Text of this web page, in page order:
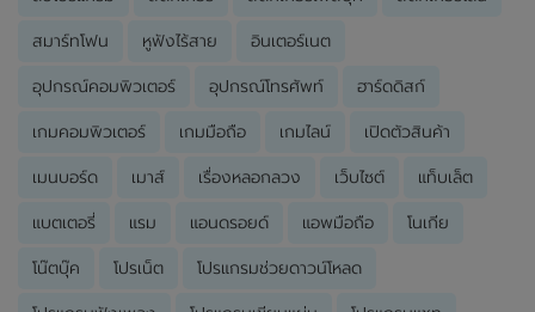
สมาร์ทโฟน หูฟังไร้สาย อินเตอร์เนต
อุปกรณ์คอมพิวเตอร์ อุปกรณ์โทรศัพท์ ฮาร์ดดิสก์
เกมคอมพิวเตอร์ เกมมือถือ เกมไลน์ เปิดตัวสินค้า
เมนบอร์ด เมาส์ เรื่องหลอกลวง เว็บไซต์ แท็บเล็ต
แบตเตอรี่ แรม แอนดรอยด์ แอพมือถือ โนเกีย
โน๊ตบุ๊ค โปรเน็ต โปรแกรมช่วยดาวน์โหลด